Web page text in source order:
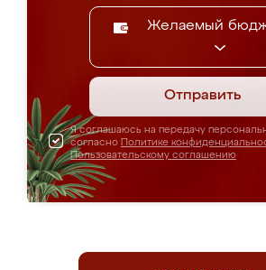
Желаемый
Отправить
Я соглашаюсь на передачу
согласно Политике
Пользовательскому соглашению